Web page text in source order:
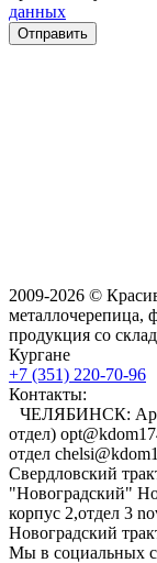
данных
2009-2026 ©
металлочерепица,
продукция со
Кургане
+7 (351) 220-70-96
Контакты:
ЧЕЛЯБИНСК:
отдел)
отдел
Свердловский
"Новоградский"
корпус 2,отдел 3
Новоградский
Мы в социальных